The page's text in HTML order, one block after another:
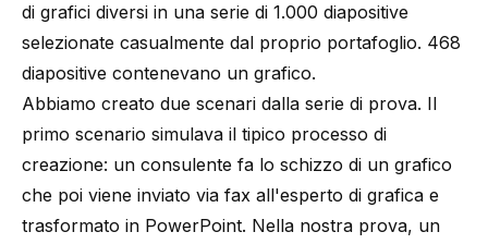
di grafici diversi in una serie di 1.000 diapositive
selezionate casualmente dal proprio portafoglio. 468
diapositive contenevano un grafico.
Abbiamo creato due scenari dalla serie di prova. Il
primo scenario simulava il tipico processo di
creazione: un consulente fa lo schizzo di un grafico
che poi viene inviato via fax all'esperto di grafica e
trasformato in PowerPoint. Nella nostra prova, un